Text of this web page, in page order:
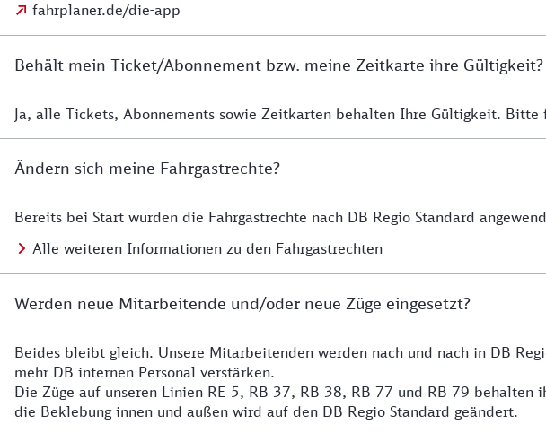
fahrplaner.de/die-app
Behält mein Ticket/Abonnement bzw. meine Zeitkarte ihre Gültigkeit?
Details zur Zeitkarte
Ja, alle Tickets, Abonnements sowie Zeitkarten behalten Ihre Gültigkeit.
Ändern sich meine Fahrgastrechte?
Details zu Fahrgastrechten
Bereits bei Start wurden die Fahrgastrechte nach DB Regio Standard
Alle weiteren Informationen zu den Fahrgastrechten
Werden neue Mitarbeitende und/oder neue Züge eingesetzt?
Details zu den Mitarbeitenden
Beides bleibt gleich. Unsere Mitarbeitenden werden nach und nach in DB
mehr DB internen Personal verstärken.
Die Züge auf unseren Linien RE 5, RB 37, RB 38, RB 77 und RB 79
die Beklebung innen und außen wird auf den DB Regio Standard geändert.